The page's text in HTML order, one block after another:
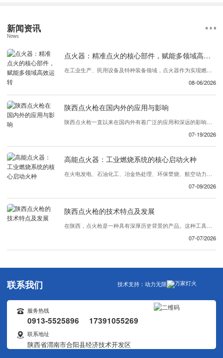
新闻资讯
News
点火器：精准点火的核心部件，赋能多领域高效运转
在工业生产、民用设备及特种装备领域，点火器作为实现燃料引燃的核心部件，承担着启动燃烧过程、保障设备稳定运行的关键作用。无论是燃气灶具的日常点火，还是工业锅炉、发动机的高效引燃，优质点火器都能以精准、可靠的点火性能，为各类设备的正常运转提供坚实保障，成为现代能源利用与工业生产中不可或缺的基础组件。 ...
08-06/2026
陕西点火枪在国内外的应用与影响
陕西点火枪一直以来在国内外有着广泛的应用和深远的影响。这种产品在各个行业中发挥着重要的作用，为用户提供了..、可靠的解决方案。首先，陕西点火枪在国内的应用十分广泛。它被广泛用于建筑工地、矿山、工厂等领域，为各类设备提供了必要的动力支持。同时，在农业领域，这款产品也被农民们所青睐，帮助他们更..地完成农业生产工作。在国内...
07-19/2026
高能点火器：工业燃烧系统的核心启动火种
在火电发电、石油化工、冶金热处理、环保焚烧、航空动力等众多工业领域，燃烧设备能否稳定、安全启动，直接决定整条生产线的运行效率与生产安全。在众多辅机设备中，高能点火器作为工业燃烧装置的专用启动核心部件，承担着引燃燃气、重油、渣油、煤粉等各类可燃介质的关键任务，被称作工业炉窑的“..粒火种”。区别于普通民用低压点火装置，高...
07-09/2026
陕西点火枪的技术特点及发展
在陕西，点火枪是一种具有深厚历史背景的产品。这种工具被广泛应用于各种领域，包括农业、建筑和其他行业。随着科技进步和创新，陕西的点火枪不断发展，展现出许多引人注目的技术特点。首先，陕西的点火枪注重创新设计。..们不断努力改进产品的外观和功能，使其更加便于操作和使用。独特的设计理念和精密的制造工艺赋予了点火枪优越的性能，使...
07-07/2026
联系我们 技术支持： 动力无限
服务热线
0913-5525896 17391055269
联系地址
陕西省渭南市合阳县经济技术开发区